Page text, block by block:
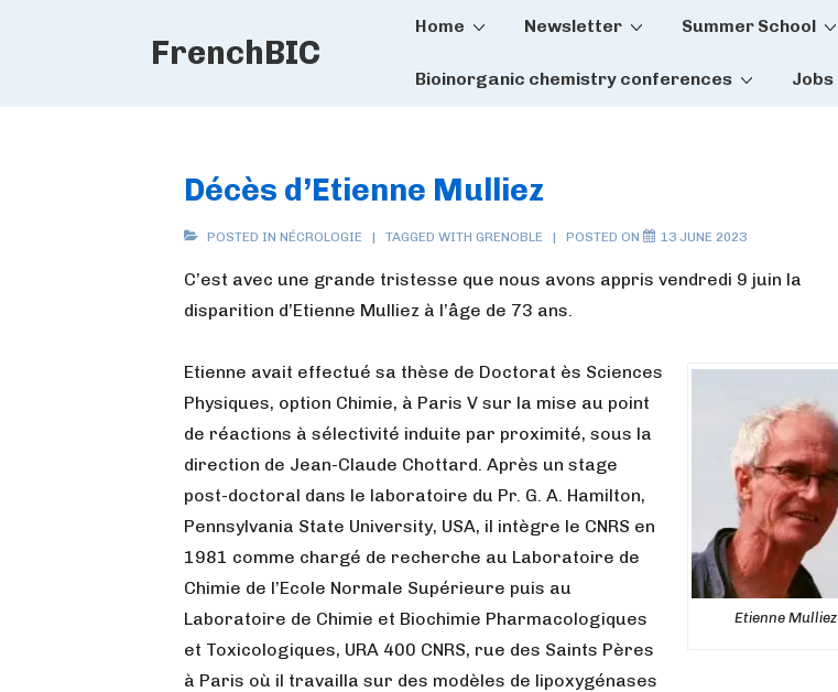
FrenchBIC
Main
Home Newsletter Summer School
Bioinorganic chemistry conferences Jobs
Décès d’Etienne Mulliez
POSTED IN NÉCROLOGIE TAGGED WITH GRENOBLE POSTED ON 13 JUNE 2023
C’est avec une grande tristesse que nous avons appris vendredi 9 juin la
disparition d’Etienne Mulliez à l’âge de 73 ans.
Etienne Mulliez
Etienne avait effectué sa thèse de Doctorat ès Sciences
Physiques, option Chimie, à Paris V sur la mise au point
de réactions à sélectivité induite par proximité, sous la
direction de Jean-Claude Chottard. Après un stage
post-doctoral dans le laboratoire du Pr. G. A. Hamilton,
Pennsylvania State University, USA, il intègre le CNRS en
1981 comme chargé de recherche au Laboratoire de
Chimie de l’Ecole Normale Supérieure puis au
Laboratoire de Chimie et Biochimie Pharmacologiques
et Toxicologiques, URA 400 CNRS, rue des Saints Pères
à Paris où il travailla sur des modèles de lipoxygénases